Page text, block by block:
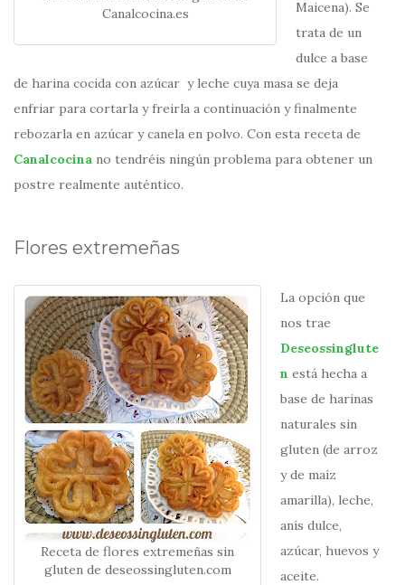
Canalcocina.es
Maicena). Se
trata de un
dulce a base
de harina cocida con azúcar y leche cuya masa se deja
enfriar para cortarla y freirla a continuación y finalmente
rebozarla en azúcar y canela en polvo. Con esta receta de
Canalcocina no tendréis ningún problema para obtener un
postre realmente auténtico.
Flores extremeñas
Receta de flores extremeñas sin
gluten de deseossingluten.com
La opción que
nos trae
Deseossinglute
n está hecha a
base de harinas
naturales sin
gluten (de arroz
y de maíz
amarilla), leche,
anís dulce,
azúcar, huevos y
aceite.